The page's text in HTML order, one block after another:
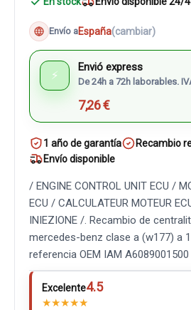
Envío aEspaña(cambiar)
⚡
Envió express
De 24h a 72h laborables.
7,26 €
1 año de garantía
Recambio
Envío disponible
/ ENGINE CONTROL UNIT ECU /
ECU / CALCULATEUR MOTEUR
INIEZIONE /. Recambio de
mercedes-benz clase a (w177) a
referencia OEM IAM A6089001500
Excelente4.5
★★★★★